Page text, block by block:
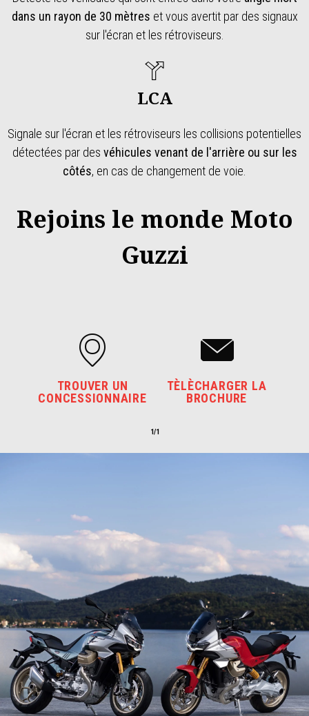
dans un rayon de 30 mètres et vous avertit par des signaux
sur l'écran et les rétroviseurs.
LCA
Signale sur l'écran et les rétroviseurs les collisions potentielles
détectées par des véhicules venant de l'arrière ou sur les
côtés, en cas de changement de voie.
Rejoins le monde Moto
Guzzi
TROUVER UN
CONCESSIONNAIRE
TÈLÈCHARGER LA
BROCHURE
1/1